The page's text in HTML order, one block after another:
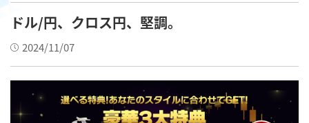
ドル/円、クロス円、堅調。
2024/11/07